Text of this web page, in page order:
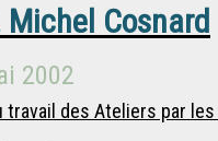
Michel Cosnard
2002
travail des Ateliers par